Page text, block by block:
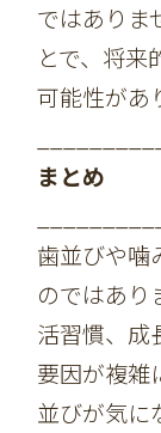
ではありま
とで、将来
可能性があ
まとめ
歯並びや噛
のではあり
活習慣、成
要因が複雑
並びが気に